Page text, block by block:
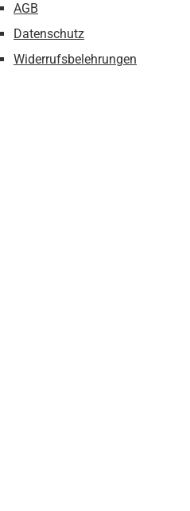
AGB
Datenschutz
Widerrufsbelehrungen